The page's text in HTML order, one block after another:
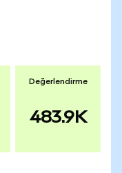
Değerlendirme
483.9K